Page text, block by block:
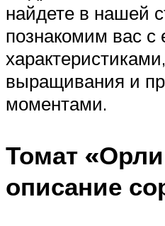
найдете в нашей
познакомим вас с
выращивания и
моментами.
Томат
описание